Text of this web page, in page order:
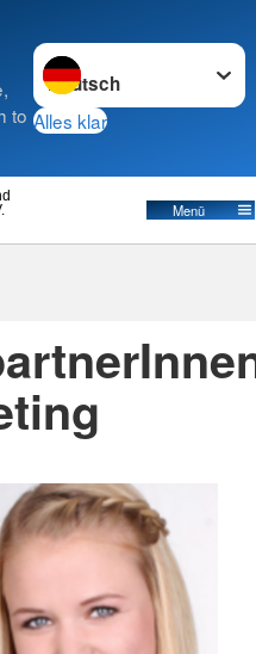
to
Sprache wechseln zu
Alles klar
Menü